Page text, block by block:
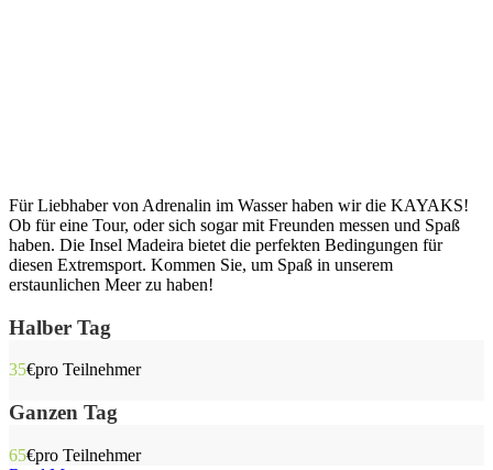
Für Liebhaber von Adrenalin im Wasser haben wir die KAYAKS!
Ob für eine Tour, oder sich sogar mit Freunden messen und Spaß
haben. Die Insel Madeira bietet die perfekten Bedingungen für
diesen Extremsport. Kommen Sie, um Spaß in unserem
erstaunlichen Meer zu haben!
Halber Tag
35€pro Teilnehmer
Ganzen Tag
65€pro Teilnehmer